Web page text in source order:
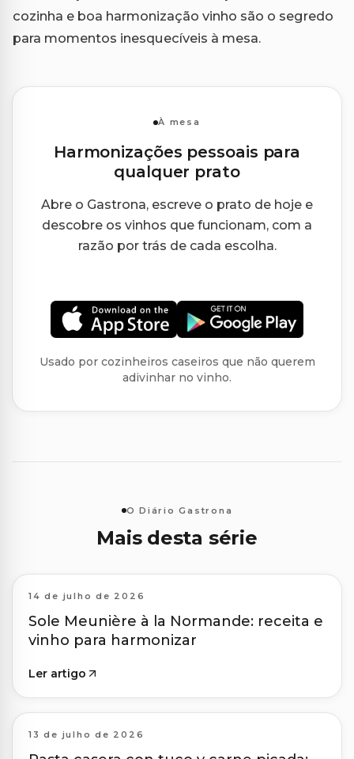
cozinha e boa harmonização vinho são o segredo
para momentos inesquecíveis à mesa.
À mesa
Harmonizações pessoais para
qualquer prato
Abre o Gastrona, escreve o prato de hoje e
descobre os vinhos que funcionam, com a
razão por trás de cada escolha.
Usado por cozinheiros caseiros que não querem
adivinhar no vinho.
O Diário Gastrona
Mais desta série
14 de julho de 2026
Sole Meunière à la Normande: receita e
vinho para harmonizar
Ler artigo
13 de julho de 2026